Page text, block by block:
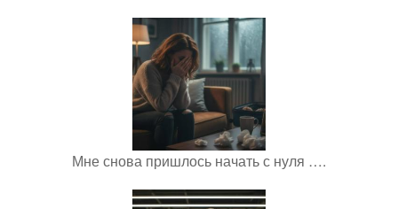
Мне снова пришлось начать с нуля ….